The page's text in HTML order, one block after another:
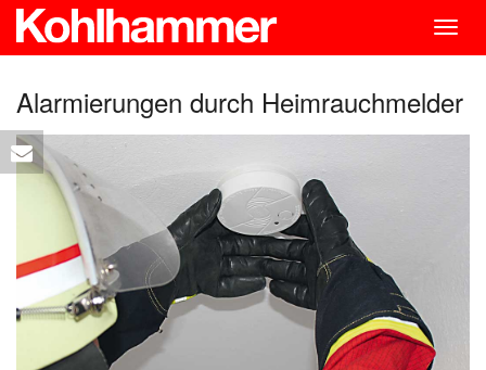
Alarmierungen durch Heimrauchmelder